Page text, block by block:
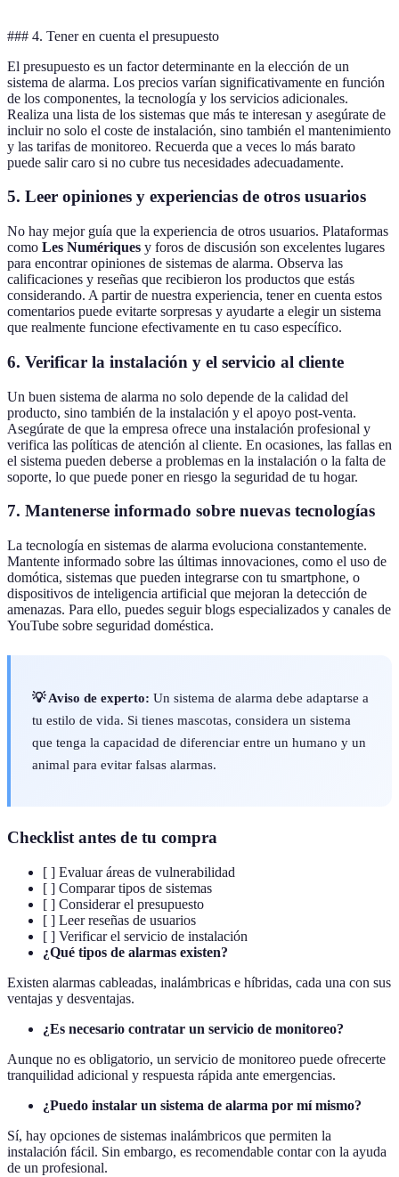
### 4. Tener en cuenta el presupuesto
El presupuesto es un factor determinante en la elección de un
sistema de alarma. Los precios varían significativamente en función
de los componentes, la tecnología y los servicios adicionales.
Realiza una lista de los sistemas que más te interesan y asegúrate de
incluir no solo el coste de instalación, sino también el mantenimiento
y las tarifas de monitoreo. Recuerda que a veces lo más barato
puede salir caro si no cubre tus necesidades adecuadamente.
5. Leer opiniones y experiencias de otros usuarios
No hay mejor guía que la experiencia de otros usuarios. Plataformas
como Les Numériques y foros de discusión son excelentes lugares
para encontrar opiniones de sistemas de alarma. Observa las
calificaciones y reseñas que recibieron los productos que estás
considerando. A partir de nuestra experiencia, tener en cuenta estos
comentarios puede evitarte sorpresas y ayudarte a elegir un sistema
que realmente funcione efectivamente en tu caso específico.
6. Verificar la instalación y el servicio al cliente
Un buen sistema de alarma no solo depende de la calidad del
producto, sino también de la instalación y el apoyo post-venta.
Asegúrate de que la empresa ofrece una instalación profesional y
verifica las políticas de atención al cliente. En ocasiones, las fallas en
el sistema pueden deberse a problemas en la instalación o la falta de
soporte, lo que puede poner en riesgo la seguridad de tu hogar.
7. Mantenerse informado sobre nuevas tecnologías
La tecnología en sistemas de alarma evoluciona constantemente.
Mantente informado sobre las últimas innovaciones, como el uso de
domótica, sistemas que pueden integrarse con tu smartphone, o
dispositivos de inteligencia artificial que mejoran la detección de
amenazas. Para ello, puedes seguir blogs especializados y canales de
YouTube sobre seguridad doméstica.
💡 Aviso de experto: Un sistema de alarma debe adaptarse a
tu estilo de vida. Si tienes mascotas, considera un sistema
que tenga la capacidad de diferenciar entre un humano y un
animal para evitar falsas alarmas.
Checklist antes de tu compra
[ ] Evaluar áreas de vulnerabilidad
[ ] Comparar tipos de sistemas
[ ] Considerar el presupuesto
[ ] Leer reseñas de usuarios
[ ] Verificar el servicio de instalación
¿Qué tipos de alarmas existen?
Existen alarmas cableadas, inalámbricas e híbridas, cada una con sus
ventajas y desventajas.
¿Es necesario contratar un servicio de monitoreo?
Aunque no es obligatorio, un servicio de monitoreo puede ofrecerte
tranquilidad adicional y respuesta rápida ante emergencias.
¿Puedo instalar un sistema de alarma por mí mismo?
Sí, hay opciones de sistemas inalámbricos que permiten la
instalación fácil. Sin embargo, es recomendable contar con la ayuda
de un profesional.